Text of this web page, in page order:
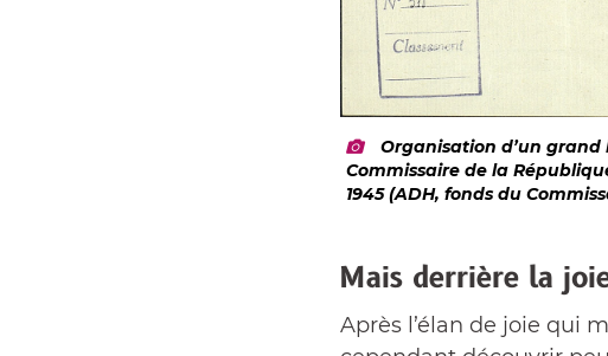
Organisation d’un
Commissaire de la
1945 (ADH, fonds du
Mais derrière la
Après l’élan de joie qui